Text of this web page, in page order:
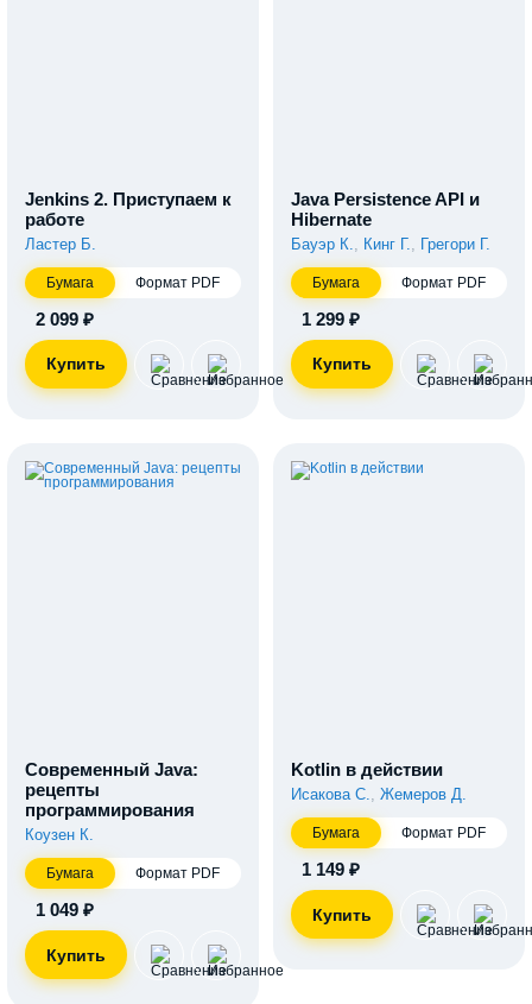
Jenkins 2. Приступаем к
работе
Ластер Б.
Бумага Формат PDF
2 099 ₽
Java Persistence API и
Hibernate
Бауэр К. Кинг Г. Грегори Г.
Бумага Формат PDF
1 299 ₽
Современный Java:
рецепты
программирования
Коузен К.
Бумага Формат PDF
1 049 ₽
Kotlin в действии
Исакова С., Жемеров Д.
Бумага Формат PDF
1 149 ₽